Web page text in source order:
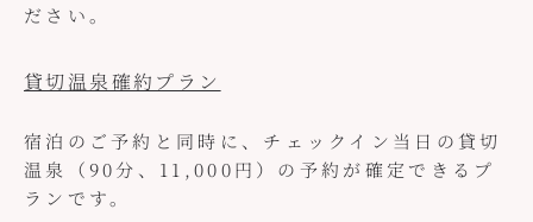
ださい。
貸切温泉確約プラン
宿泊のご予約と同時に、チェックイン当日の貸切
温泉（90分、11,000円）の予約が確定できるプ
ランです。